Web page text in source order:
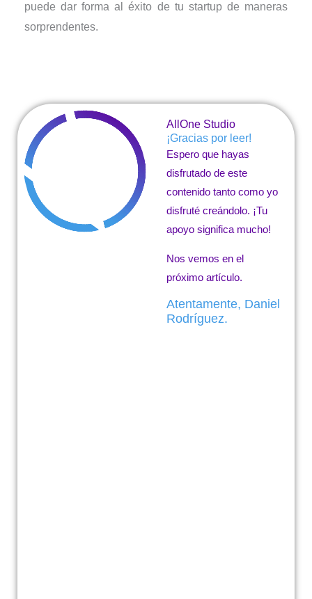
puede dar forma al éxito de tu startup de maneras
sorprendentes.
AllOne Studio
¡Gracias por leer!
Espero que hayas
disfrutado de este
contenido tanto como yo
disfruté creándolo. ¡Tu
apoyo significa mucho!
Nos vemos en el
próximo artículo.
Atentamente, Daniel
Rodríguez.